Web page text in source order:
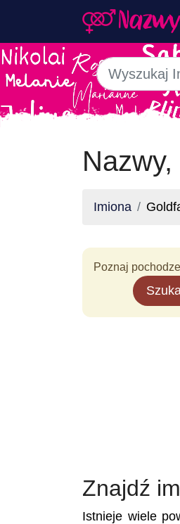
Imiona
Poznaj
Znajdź
Istnieje wiele